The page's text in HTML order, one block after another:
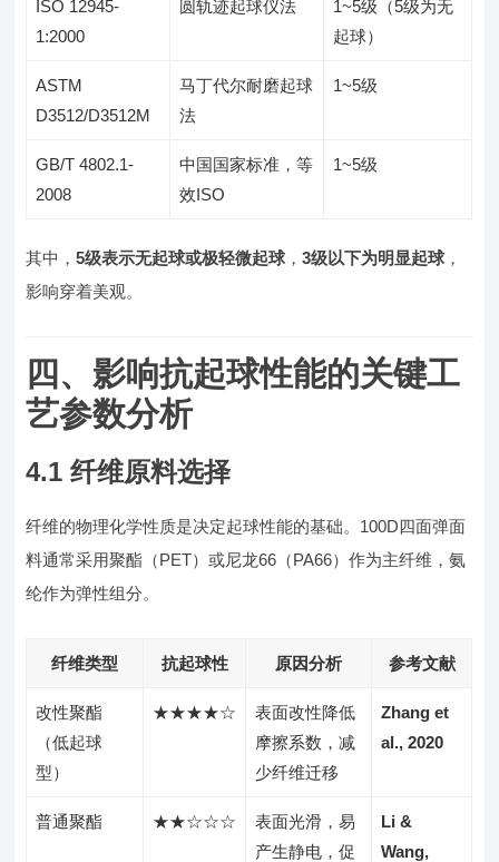
ISO 12945-
1:2000
圆轨迹起球仪法
1~5级（5级为无
起球）
ASTM
D3512/D3512M
马丁代尔耐磨起球
法
1~5级
GB/T 4802.1-
2008
中国国家标准，等
效ISO
1~5级
其中，5级表示无起球或极轻微起球 ，3级以下为明显起球 ，
影响穿着美观。
四、影响抗起球性能的关键工
艺参数分析
4.1 纤维原料选择
纤维的物理化学性质是决定起球性能的基础。100D四面弹面
料通常采用聚酯（PET）或尼龙66（PA66）作为主纤维，氨
纶作为弹性组分。
纤维类型 抗起球性 原因分析 参考文献
改性聚酯
（低起球
型）
★★★★☆
表面改性降低
摩擦系数，减
少纤维迁移
Zhang et
al., 2020
普通聚酯 ★★☆☆☆
表面光滑，易
产生静电，促
Li &
Wang,